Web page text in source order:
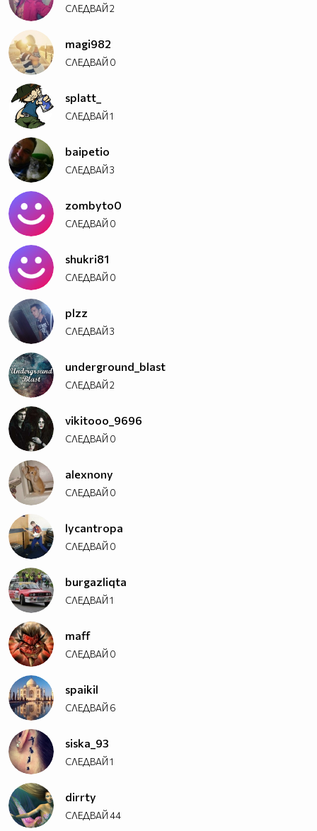
СЛЕДВАЙ2
magi982
СЛЕДВАЙ 0
splatt_
СЛЕДВАЙ1
baipetio
СЛЕДВАЙ3
zombyto0
СЛЕДВАЙ 0
shukri81
СЛЕДВАЙ 0
plzz
СЛЕДВАЙ3
underground_blast
СЛЕДВАЙ2
vikitooo_9696
СЛЕДВАЙ 0
alexnony
СЛЕДВАЙ 0
lycantropa
СЛЕДВАЙ 0
burgazliqta
СЛЕДВАЙ1
maff
СЛЕДВАЙ 0
spaikil
СЛЕДВАЙ 6
siska_93
СЛЕДВАЙ1
dirrty
СЛЕДВАЙ44